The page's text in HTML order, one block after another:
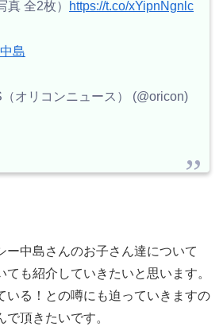
全2枚）
https://t.co/xYipnNgnlc
島
オリコンニュース） (@oricon)
ー中島さんのお子さん達について
も紹介していきたいと思います。
いる！との噂にも迫っていきますの
頂きたいです。